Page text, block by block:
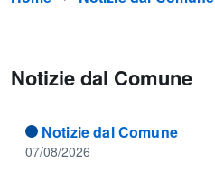
Notizie dal Comune
Notizie dal Comune
07/08/2026